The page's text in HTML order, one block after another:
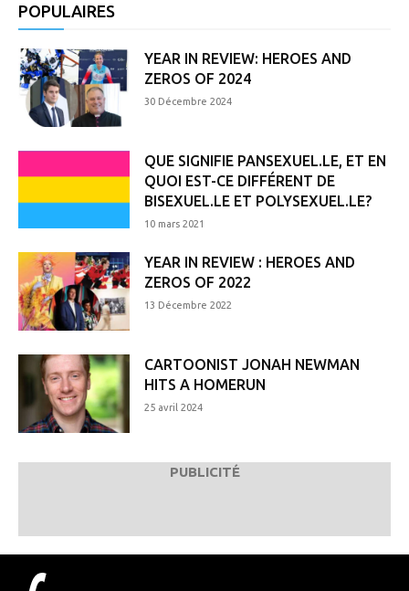
POPULAIRES
YEAR IN REVIEW: HEROES AND
ZEROS OF 2024
30 Décembre 2024
QUE SIGNIFIE PANSEXUEL.LE, ET EN
QUOI EST-CE DIFFÉRENT DE
BISEXUEL.LE ET POLYSEXUEL.LE?
10 mars 2021
YEAR IN REVIEW : HEROES AND
ZEROS OF 2022
13 Décembre 2022
CARTOONIST JONAH NEWMAN
HITS A HOMERUN
25 avril 2024
PUBLICITÉ